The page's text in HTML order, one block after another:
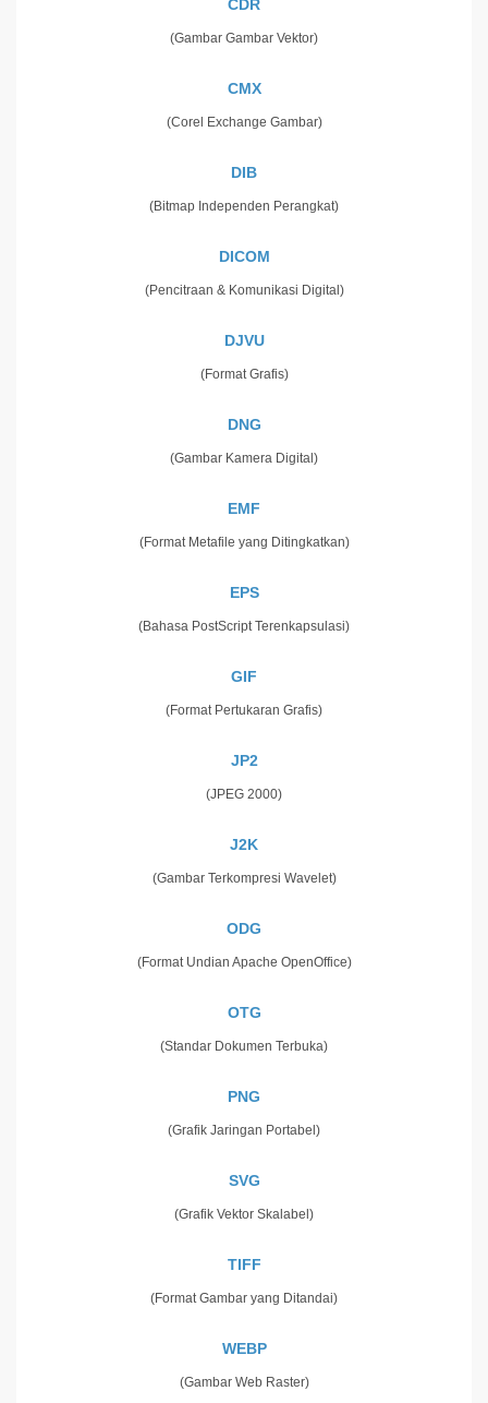
CDR
(Gambar Gambar Vektor)
CMX
(Corel Exchange Gambar)
DIB
(Bitmap Independen Perangkat)
DICOM
(Pencitraan & Komunikasi Digital)
DJVU
(Format Grafis)
DNG
(Gambar Kamera Digital)
EMF
(Format Metafile yang Ditingkatkan)
EPS
(Bahasa PostScript Terenkapsulasi)
GIF
(Format Pertukaran Grafis)
JP2
(JPEG 2000)
J2K
(Gambar Terkompresi Wavelet)
ODG
(Format Undian Apache OpenOffice)
OTG
(Standar Dokumen Terbuka)
PNG
(Grafik Jaringan Portabel)
SVG
(Grafik Vektor Skalabel)
TIFF
(Format Gambar yang Ditandai)
WEBP
(Gambar Web Raster)